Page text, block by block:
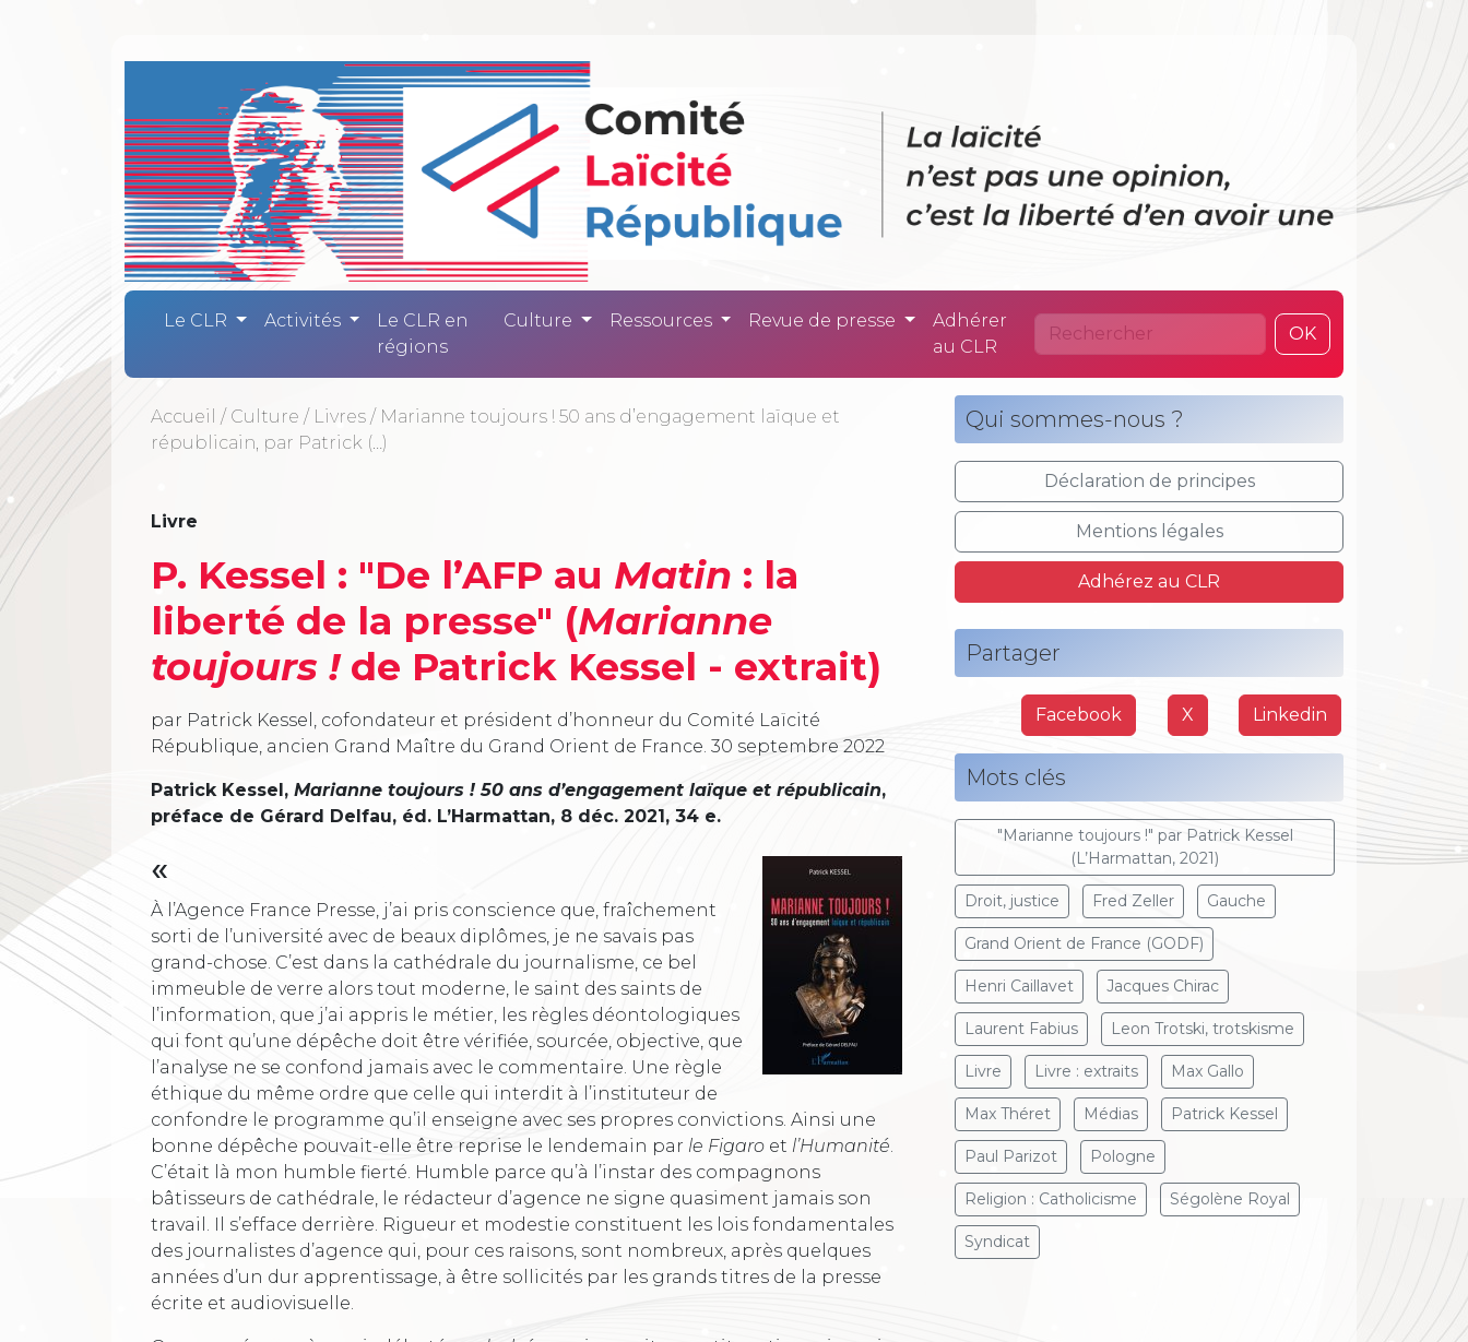
Comité Laïcité République - La laïcité
Le CLR Activités
Le CLR en
régions
Culture Ressources Revue de presse
Adhérer
au CLR
OK
Accueil / Culture / Livres / Marianne toujours ! 50 ans d’engagement laïque et
républicain, par Patrick (…)
Livre
P. Kessel : "De l’AFP au Matin : la
liberté de la presse" (Marianne
toujours !de Patrick Kessel - extrait)
par Patrick Kessel, cofondateur et président d’honneur du Comité Laïcité
République, ancien Grand Maître du Grand Orient de France. 30 septembre 2022
Patrick Kessel, Marianne toujours ! 50 ans d’engagement laïque et républicain,
préface de Gérard Delfau, éd. L’Harmattan, 8 déc. 2021, 34 e.
«
À l’Agence France Presse, j’ai pris conscience que, fraîchement
sorti de l’université avec de beaux diplômes, je ne savais pas
grand-chose. C’est dans la cathédrale du journalisme, ce bel
immeuble de verre alors tout moderne, le saint des saints de
l’information, que j’ai appris le métier, les règles déontologiques
qui font qu’une dépêche doit être vérifiée, sourcée, objective, que
l’analyse ne se confond jamais avec le commentaire. Une règle
éthique du même ordre que celle qui interdit à l’instituteur de
confondre le programme qu’il enseigne avec ses propres convictions. Ainsi une
bonne dépêche pouvait-elle être reprise le lendemain par le Figaro et l’Humanité.
C’était là mon humble fierté. Humble parce qu’à l’instar des compagnons
bâtisseurs de cathédrale, le rédacteur d’agence ne signe quasiment jamais son
travail. Il s’efface derrière. Rigueur et modestie constituent les lois fondamentales
des journalistes d’agence qui, pour ces raisons, sont nombreux, après quelques
années d’un dur apprentissage, à être sollicités par les grands titres de la presse
écrite et audiovisuelle.
Qui sommes-nous ?
Déclaration de principes
Mentions légales
Adhérez au CLR
Partager
Facebook X Linkedin
Mots clés
"Marianne toujours !" par Patrick Kessel
(L’Harmattan, 2021)
Droit, justice Fred Zeller Gauche
Grand Orient de France (GODF)
Henri Caillavet Jacques Chirac
Laurent Fabius Leon Trotski, trotskisme
Livre Livre : extraits Max Gallo
Max Théret Médias Patrick Kessel
Paul Parizot Pologne
Religion : Catholicisme Ségolène Royal
Syndicat